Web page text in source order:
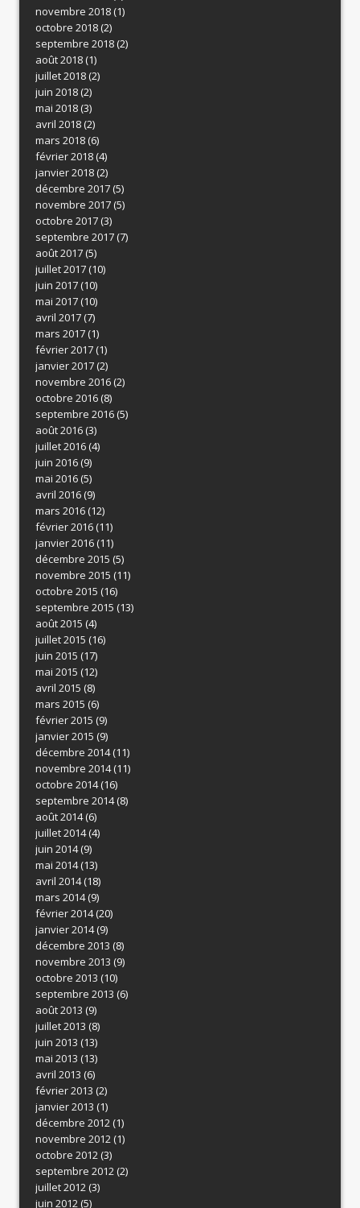
novembre 2018(1)
octobre 2018(2)
septembre 2018(2)
août 2018(1)
juillet 2018(2)
juin 2018(2)
mai 2018(3)
avril 2018(2)
mars 2018(6)
février 2018(4)
janvier 2018(2)
décembre 2017(5)
novembre 2017(5)
octobre 2017(3)
septembre 2017(7)
août 2017(5)
juillet 2017(10)
juin 2017(10)
mai 2017(10)
avril 2017(7)
mars 2017(1)
février 2017(1)
janvier 2017(2)
novembre 2016(2)
octobre 2016(8)
septembre 2016(5)
août 2016(3)
juillet 2016(4)
juin 2016(9)
mai 2016(5)
avril 2016(9)
mars 2016(12)
février 2016(11)
janvier 2016(11)
décembre 2015 (5)
novembre 2015 (11)
octobre 2015 (16)
septembre 2015 (13)
août 2015 (4)
juillet 2015 (16)
juin 2015 (17)
mai 2015 (12)
avril 2015 (8)
mars 2015 (6)
février 2015 (9)
janvier 2015 (9)
décembre 2014(11)
novembre 2014(11)
octobre 2014(16)
septembre 2014(8)
août 2014(6)
juillet 2014(4)
juin 2014(9)
mai 2014(13)
avril 2014(18)
mars 2014(9)
février 2014(20)
janvier 2014(9)
décembre 2013 (8)
novembre 2013 (9)
octobre 2013 (10)
septembre 2013 (6)
août 2013 (9)
juillet 2013 (8)
juin 2013 (13)
mai 2013 (13)
avril 2013 (6)
février 2013 (2)
janvier 2013 (1)
décembre 2012(1)
novembre 2012(1)
octobre 2012(3)
septembre 2012(2)
juillet 2012(3)
juin 2012(5)